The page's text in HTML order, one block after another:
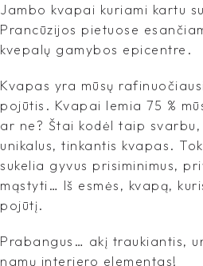
Jambo kvapai kuriami kartu
Prancūzijos pietuose
kvepalų gamybos epicentre.
Kvapas yra mūsų
pojūtis. Kvapai lemia 75 %
ar ne? Štai kodėl taip
unikalus, tinkantis kvapas.
sukelia gyvus prisiminimus,
mąstyti… Iš esmės, kvapą,
pojūtį.
Prabangus… akį traukiantis,
namų interjero elementas!